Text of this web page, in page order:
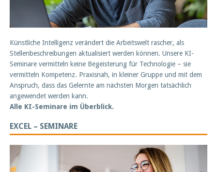
Künstliche Intelligenz verändert die Arbeitswelt rascher, als
Stellenbeschreibungen aktualisiert werden können. Unsere KI-
Seminare vermitteln keine Begeisterung für Technologie – sie
vermitteln Kompetenz. Praxisnah, in kleiner Gruppe und mit dem
Anspruch, dass das Gelernte am nächsten Morgen tatsächlich
angewendet werden kann.
Alle KI-Seminare im Überblick.
EXCEL – SEMINARE